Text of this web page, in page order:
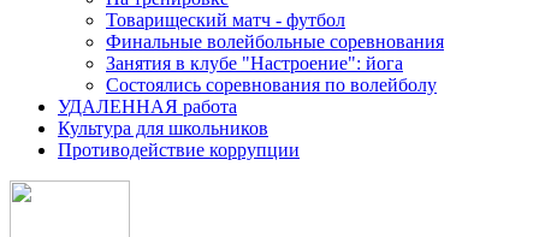
Товарищеский матч - футбол
Финальные волейбольные соревнования
Занятия в клубе "Настроение": йога
Состоялись соревнования по волейболу
УДАЛЕННАЯ работа
Культура для школьников
Противодействие коррупции